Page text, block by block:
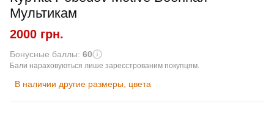
Мультикам
2000 грн.
Бонусные баллы: 60
Бали нараховуються лише зареєстрованим покупцям.
В наличии другие размеры, цвета